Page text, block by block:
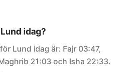
idag?
Lund idag är: Fajr 03:47,
21:03 och Isha 22:33.